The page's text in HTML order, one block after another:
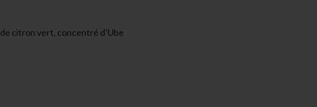
citron vert, concentré d’Ube